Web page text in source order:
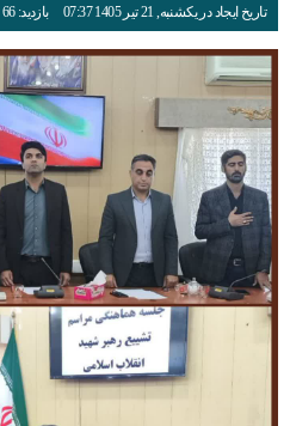
تاریخ ایجاد در یکشنبه, 21 تیر 1405 07:37 بازدید: 66